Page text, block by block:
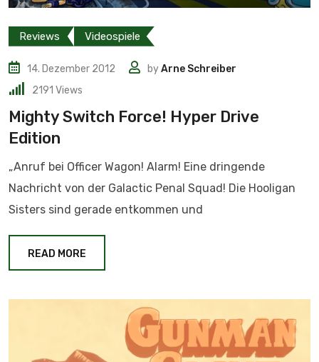
Reviews Videospiele
14. Dezember 2012 byArne Schreiber
2191 Views
Mighty Switch Force! Hyper Drive
Edition
„Anruf bei Officer Wagon! Alarm! Eine dringende
Nachricht von der Galactic Penal Squad! Die Hooligan
Sisters sind gerade entkommen und
READ MORE